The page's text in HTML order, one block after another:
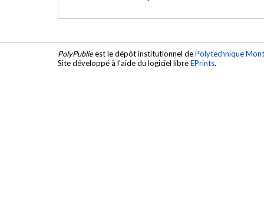
PolyPublieest le dépôt institutionnel dePolytechnique
Site développé à l'aide du logiciel libreEPrints.